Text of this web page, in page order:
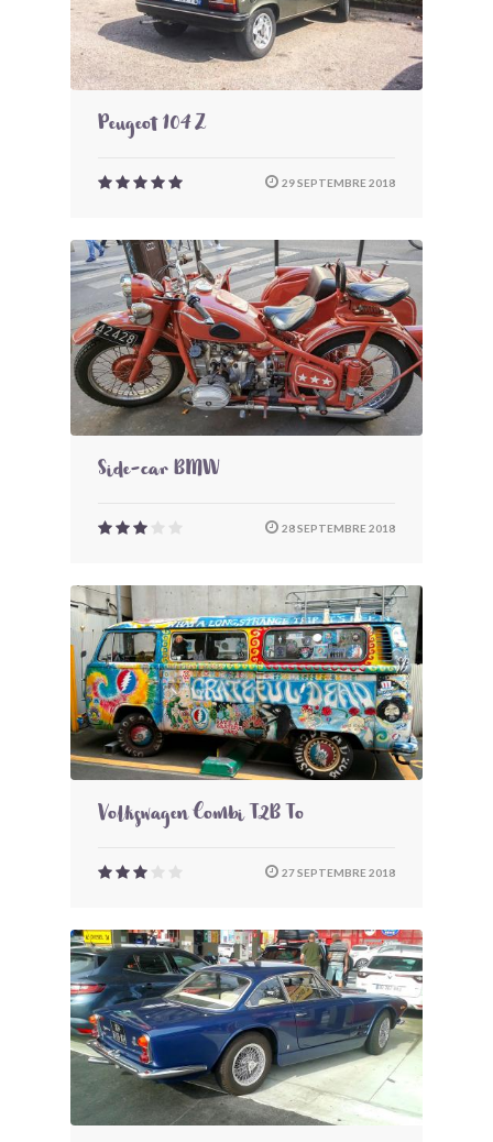
Peugeot 104 Z
29 SEPTEMBRE 2018
Side-car BMW
28 SEPTEMBRE 2018
Volkswagen Combi T2B To
27 SEPTEMBRE 2018